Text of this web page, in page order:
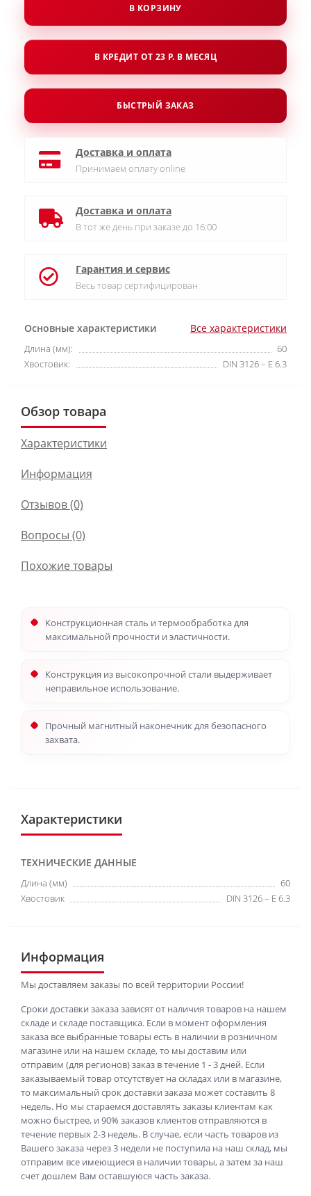
Основные характеристики Все характеристики
Длина (мм):
60
Хвостовик:
DIN 3126 – E 6.3
В КОРЗИНУ
В КРЕДИТ ОТ 23 Р. В МЕСЯЦ
БЫСТРЫЙ ЗАКАЗ
Доставка и оплата
Принимаем оплату online
Доставка и оплата
В тот же день при заказе до 16:00
Гарантия и сервис
Весь товар сертифицирован
Обзор товара
Характеристики
Информация
Отзывов (0)
Вопросы (0)
Похожие товары
Конструкционная сталь и термообработка для
максимальной прочности и эластичности.
Конструкция из высокопрочной стали выдерживает
неправильное использование.
Прочный магнитный наконечник для безопасного
захвата.
Характеристики
ТЕХНИЧЕСКИЕ ДАННЫЕ
Длина (мм)
60
Хвостовик
DIN 3126 – E 6.3
Информация
Мы доставляем заказы по всей территории России!
Сроки доставки заказа зависят от наличия товаров на нашем
складе и складе поставщика. Если в момент оформления
заказа все выбранные товары есть в наличии в розничном
магазине или на нашем складе, то мы доставим или
отправим (для регионов) заказ в течение 1 - 3 дней. Если
заказываемый товар отсутствует на складах или в магазине,
то максимальный срок доставки заказа может составить 8
недель. Но мы стараемся доставлять заказы клиентам как
можно быстрее, и 90% заказов клиентов отправляются в
течение первых 2-3 недель. В случае, если часть товаров из
Вашего заказа через 3 недели не поступила на наш склад, мы
отправим все имеющиеся в наличии товары, а затем за наш
счет дошлем Вам оставшуюся часть заказа.